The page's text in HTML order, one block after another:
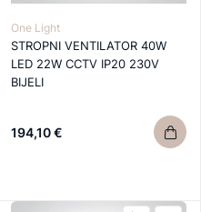
One Light
STROPNI VENTILATOR 40W
LED 22W CCTV IP20 230V
BIJELI
194,10 €